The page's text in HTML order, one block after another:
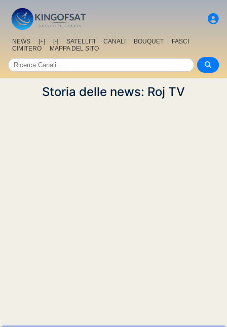
NEWS [+] [-] SATELLITI CANALI BOUQUET
FASCI
CIMITERO
MAPPA DEL SITO
Storia delle news: Roj TV